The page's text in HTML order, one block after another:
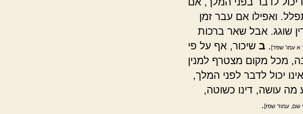
ואפילו אם עבר זמן
שוגג. אבל שאר ברכות
א עמו' שפד] ב שיכור, אף על פי
מכל מקום מצטרף למנין
יכול לדבר לפני המלך,
מה עושה, דינו כשוטה,
שם, עמוד שפז]